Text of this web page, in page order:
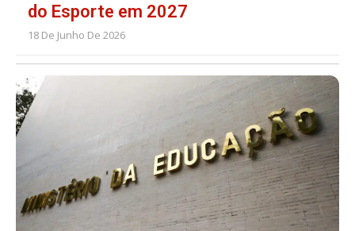
do Esporte em 2027
18 De Junho De 2026